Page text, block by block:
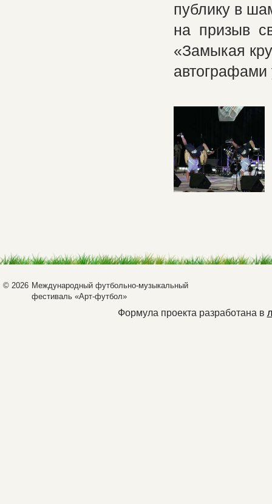
публику в
на призыв
«Замыкая
автографами
© 2026 Международный футбольно-музыкальный
фестиваль «Арт-футбол»
Формула проекта разработана в